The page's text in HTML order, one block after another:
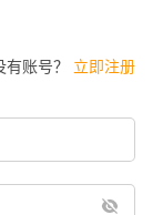
有账号？ 立即注册